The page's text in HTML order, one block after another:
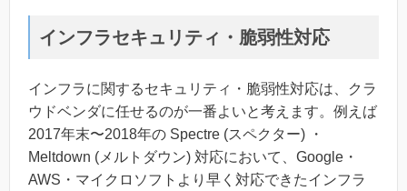
インフラセキュリティ・脆弱性対応
インフラに関するセキュリティ・脆弱性対応は、クラ
ウドベンダに任せるのが一番よいと考えます。例えば
2017年末〜2018年の Spectre (スペクター) ・
Meltdown (メルトダウン) 対応において、Google・
AWS・マイクロソフトより早く対応できたインフラ